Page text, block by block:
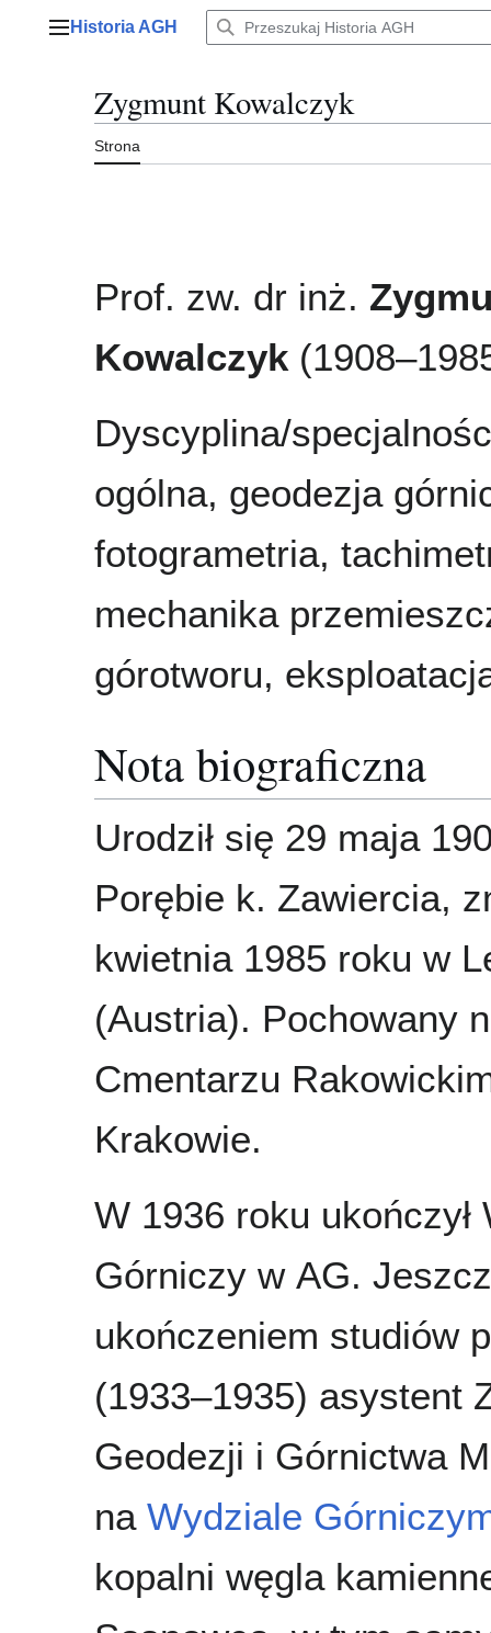
Menu główne
Historia AGH
Zygmunt Kowalczyk
Strona
Prof. zw. dr inż.
Kowalczyk
Dyscyplina/
ogólna, geodezja
fotogrametria,
mechanika
górotworu,
Nota biograficzna
Urodził się 29 maja
Porębie k. Zawiercia,
kwietnia 1985 roku w
(Austria). Pochowany
Cmentarzu
Krakowie.
W 1936 roku ukończył
Górniczy w AG.
ukończeniem studiów
(1933–1935) asystent
Geodezji i Górnictwa
na Wydziale
kopalni węgla